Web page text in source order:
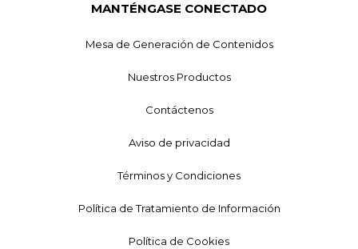
MANTÉNGASE CONECTADO
Mesa de Generación de Contenidos
Nuestros Productos
Contáctenos
Aviso de privacidad
Términos y Condiciones
Política de Tratamiento de Información
Política de Cookies